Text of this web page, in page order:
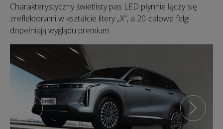
Charakterystyczny świetlisty pas LED płynnie łączy się
zreflektorami w kształcie litery „X”, a 20-calowe felgi
dopełniają wyglądu premium.